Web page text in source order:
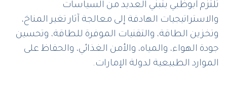
تلتزم أبوظبي بتبني العديد من السياسات
والاستراتيجيات الهادفة إلى معالجة آثار تغير المناخ،
وتخزين الطاقة، والتقنيات الموفرة للطاقة، وتحسين
جودة الهواء، والمياه، والأمن الغذائي، والحفاظ على
الموارد الطبيعية لدولة الإمارات.